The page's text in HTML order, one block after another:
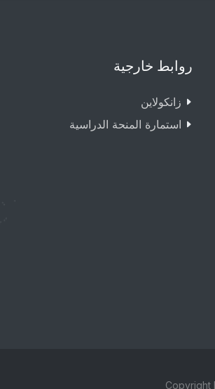
روابط خارجية
زانکولاین
استمارة المنحة الدراسية